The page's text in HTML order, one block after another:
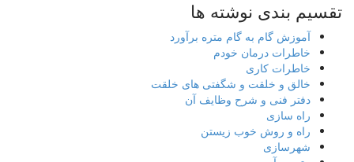
تقسیم بندی نوشته ها
آموزش گام به گام متره برآورد
خاطرات درمان خودم
خاطرات کاری
خالق و خلقت و شگفتی های خلقت
دفتر فنی و شرح وظایف آن
راه سازی
راه و روش خوب زیستن
شهرسازی